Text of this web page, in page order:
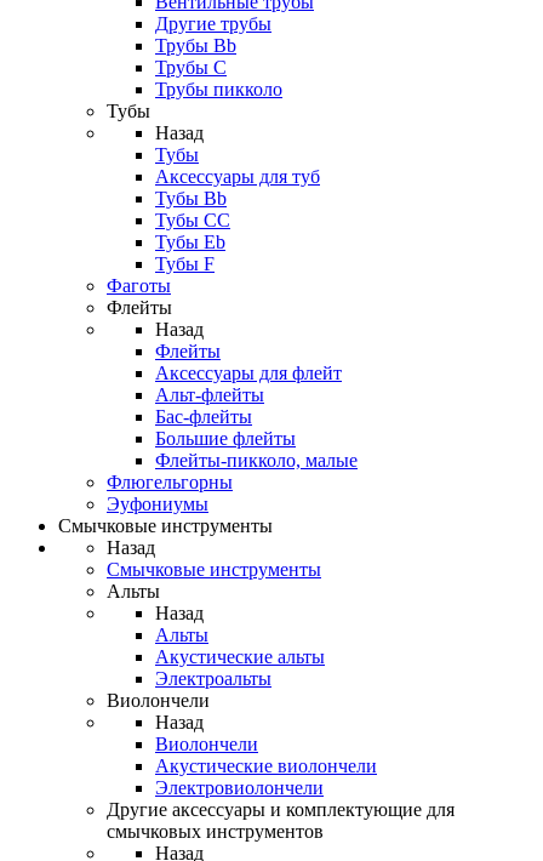
Другие трубы
Трубы Bb
Трубы C
Трубы пикколо
Тубы
Назад
Тубы
Аксессуары для туб
Тубы Bb
Тубы CC
Тубы Eb
Тубы F
Фаготы
Флейты
Назад
Флейты
Аксессуары для флейт
Альт-флейты
Бас-флейты
Большие флейты
Флейты-пикколо, малые
Флюгельгорны
Эуфониумы
Смычковые инструменты
Назад
Смычковые инструменты
Альты
Назад
Альты
Акустические альты
Электроальты
Виолончели
Назад
Виолончели
Акустические виолончели
Электровиолончели
Другие аксессуары и комплектующие для
смычковых инструментов
Назад